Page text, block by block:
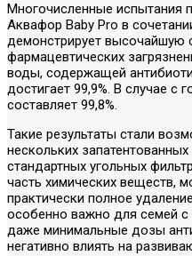
Многочисленные испытания
Аквафор Baby Pro в
демонстрирует высочайшую
фармацевтических
воды, содержащей
достигает 99,9%. В случае с
составляет 99,8%.
Такие результаты стали
нескольких
стандартных угольных
часть химических веществ,
практически полное
особенно важно для семей
даже минимальные дозы
негативно влиять на